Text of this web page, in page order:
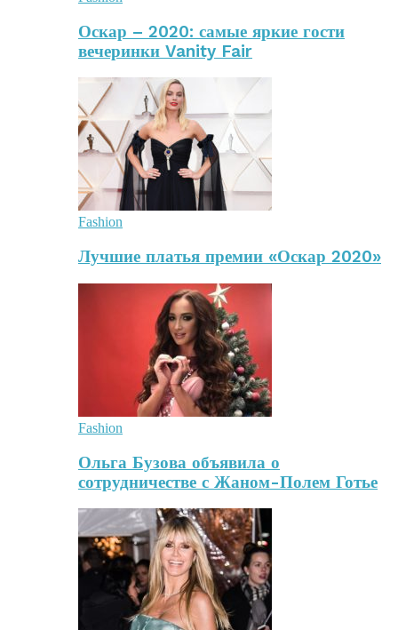
Оскар – 2020: самые яркие гости
вечеринки Vanity Fair
Fashion
Лучшие платья премии «Оскар 2020»
Fashion
Ольга Бузова объявила о
сотрудничестве с Жаном-Полем Готье